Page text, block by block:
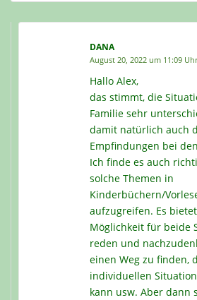
DANA
August 20, 2022 um 11:09 Uhr
Hallo Alex,
das stimmt, die
Familie sehr
damit natürlich auch
Empfindungen bei
Ich finde es auch
solche Themen in
Kinderbüchern/
aufzugreifen. Es
Möglichkeit für beide
reden und
einen Weg zu finden,
individuellen
kann usw. Aber dann